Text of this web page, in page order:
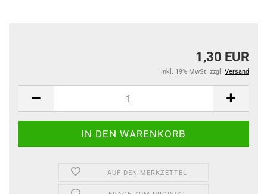
1,30 EUR
inkl. 19% MwSt. zzgl. Versand
AUF DEN MERKZETTEL